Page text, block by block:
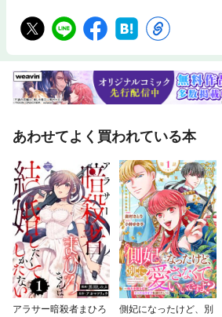
あわせてよく買われている本
アラサー暗殺者まひろ
側妃になったけど、別